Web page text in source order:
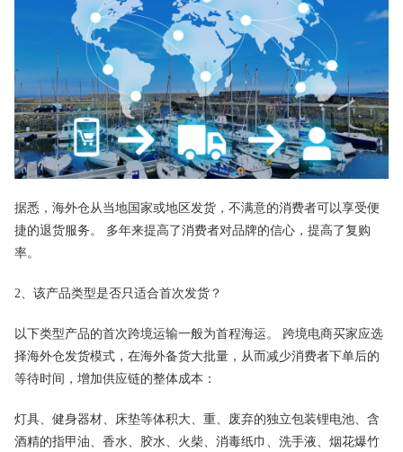
据悉，海外仓从当地国家或地区发货，不满意的消费者可以享受便
捷的退货服务。 多年来提高了消费者对品牌的信心，提高了复购
率。
2、该产品类型是否只适合首次发货？
以下类型产品的首次跨境运输一般为首程海运。 跨境电商买家应选
择海外仓发货模式，在海外备货大批量，从而减少消费者下单后的
等待时间，增加供应链的整体成本：
灯具、健身器材、床垫等体积大、重、废弃的独立包装锂电池、含
酒精的指甲油、香水、胶水、火柴、消毒纸巾、洗手​​液、烟花爆竹